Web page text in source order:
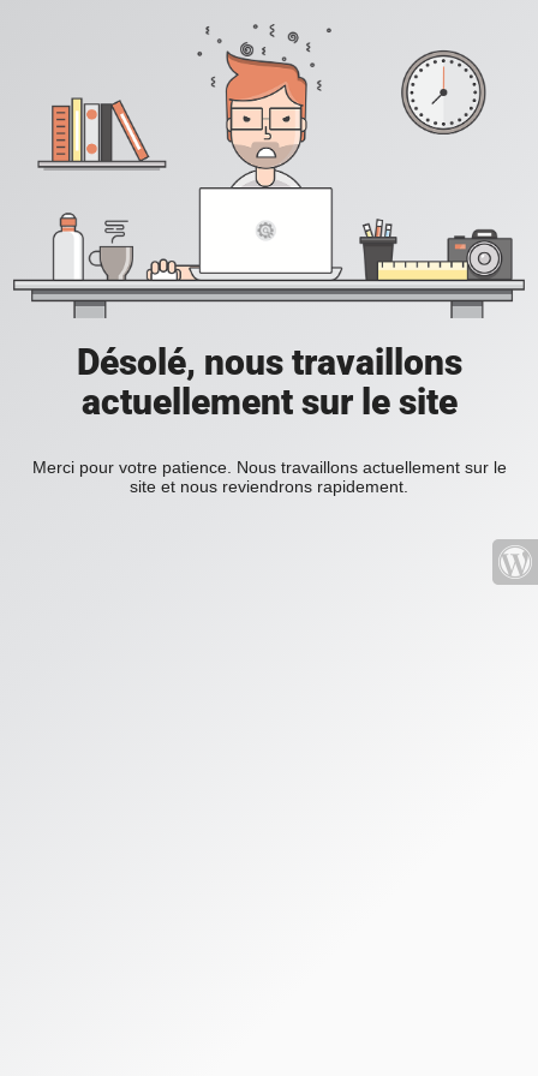
Désolé, nous travaillons
actuellement sur le site
Merci pour votre patience. Nous travaillons actuellement sur le
site et nous reviendrons rapidement.